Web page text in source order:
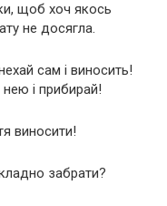
щоб хоч якось
не досягла.
сам і виносить!
і прибирай!
виносити!
забрати?